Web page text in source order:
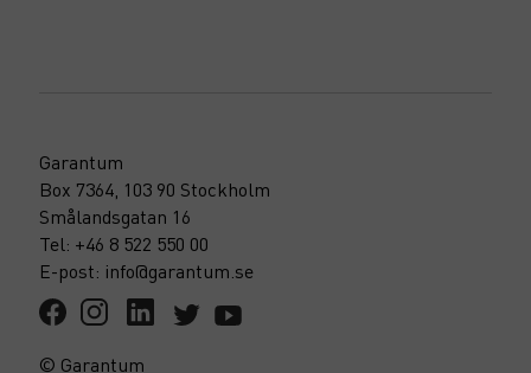
Garantum
Box 7364, 103 90 Stockholm
Smålandsgatan 16
Tel: +46 8 522 550 00
E-post: info@garantum.se
© Garantum